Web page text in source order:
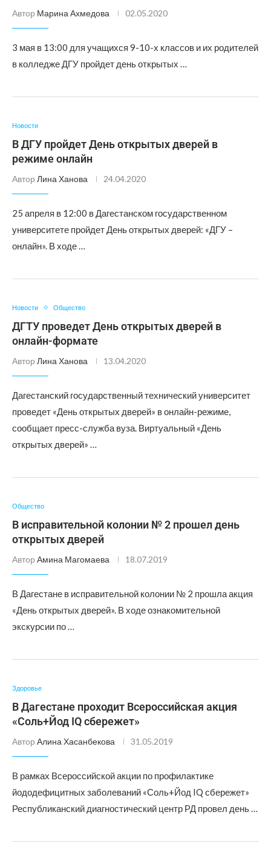
Автор Марина Ахмедова 02.05.2020
3 мая в 13:00 для учащихся 9-10-х классов и их родителей
в колледже ДГУ пройдет день открытых …
Новости
В ДГУ пройдет День открытых дверей в
режиме онлайн
Автор Лина Ханова 24.04.2020
25 апреля в 12:00 в Дагестанском государственном
университете пройдет День открытых дверей: «ДГУ –
онлайн». В ходе …
Новости Общество
ДГТУ проведет День открытых дверей в
онлайн-формате
Автор Лина Ханова 13.04.2020
Дагестанский государственный технический университет
проведет «День открытых дверей» в онлайн-режиме,
сообщает пресс-служба вуза. Виртуальный «День
открытых дверей» …
Общество
В исправительной колонии № 2 прошел день
открытых дверей
Автор Амина Магомаева 18.07.2019
В Дагестане в исправительной колонии № 2 прошла акция
«День открытых дверей». В ходе ознакомительной
экскурсии по …
Здоровье
В Дагестане проходит Всероссийская акция
«Соль+Йод IQ сбережет»
Автор Алина Хасанбекова 31.05.2019
В рамках Всероссийской акции по профилактике
йододефицитных заболеваний «Соль+Йод IQ сбережет»
Республиканский диагностический центр РД провел день …